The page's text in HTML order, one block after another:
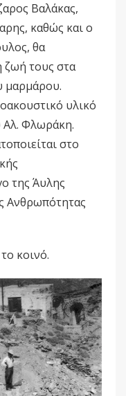
Βαλάκας,
καθώς και ο
θα
ζωή τους στα
μαρμάρου.
υλικό
Αλ. Φλωράκη.
στο
της Άυλης
Ανθρωπότητας
κοινό.